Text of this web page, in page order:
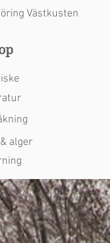
Västkusten
alger